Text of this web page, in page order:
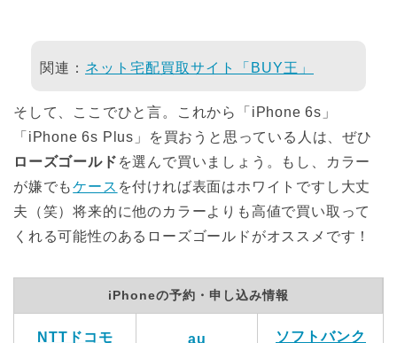
関連： ネット宅配買取サイト「BUY王」
そして、ここでひと言。これから「iPhone 6s」
「iPhone 6s Plus」を買おうと思っている人は、ぜひ
ローズゴールド を選んで買いましょう。もし、カラー
が嫌でもケース を付ければ表面はホワイトですし大丈
夫（笑）将来的に他のカラーよりも高値で買い取って
くれる可能性のあるローズゴールドがオススメです！
iPhoneの予約・申し込み情報
NTTドコモ au ソフトバンク